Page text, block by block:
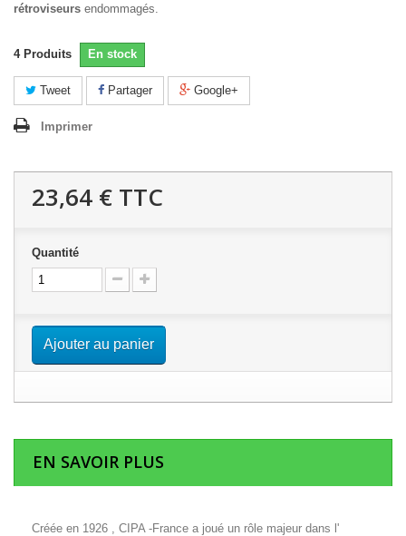
rétroviseurs endommagés.
4 Produits En stock
Tweet Partager Google+
Imprimer
23,64 € TTC
Quantité
Ajouter au panier
EN SAVOIR PLUS
Créée en 1926 , CIPA -France a joué un rôle majeur dans l'